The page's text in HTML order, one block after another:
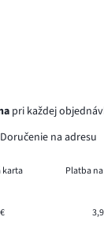
pri každej
Doručenie na adresu
karta Platba